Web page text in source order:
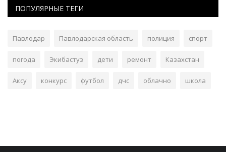
ПОПУЛЯРНЫЕ ТЕГИ
Павлодар Павлодарская область полиция спорт
погода Экибастуз дети ремонт Казахстан
Аксу конкурс футбол дчс облачно школа